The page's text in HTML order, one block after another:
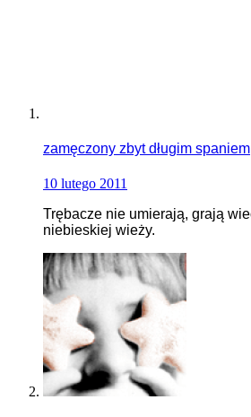
zamęczony zbyt długim spaniem
10 lutego 2011
Trębacze nie umierają, grają
niebieskiej wieży.